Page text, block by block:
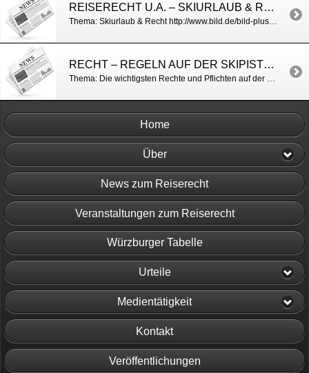
REISERECHT U.A. – SKIURLAUB & RECHT / BILD
Thema: Skiurlaub & Recht http://www.bild.de/bild-plus/reise/2014/skiurlaub/skifahren-kein-schnee-geld-zuruck-rechte-urlaub-winterurlaub-38917434.bild.html
RECHT – REGELN AUF DER SKIPISTE / BILD
Thema: Die wichtigsten Rechte und Pflichten auf der Skipiste http://www.bild.de/reise/2013/skifahren/recht-auf-der-piste-33792642.bild.html
Home
Über
News zum Reiserecht
Veranstaltungen zum Reiserecht
Würzburger Tabelle
Urteile
Medientätigkeit
Kontakt
Veröffentlichungen